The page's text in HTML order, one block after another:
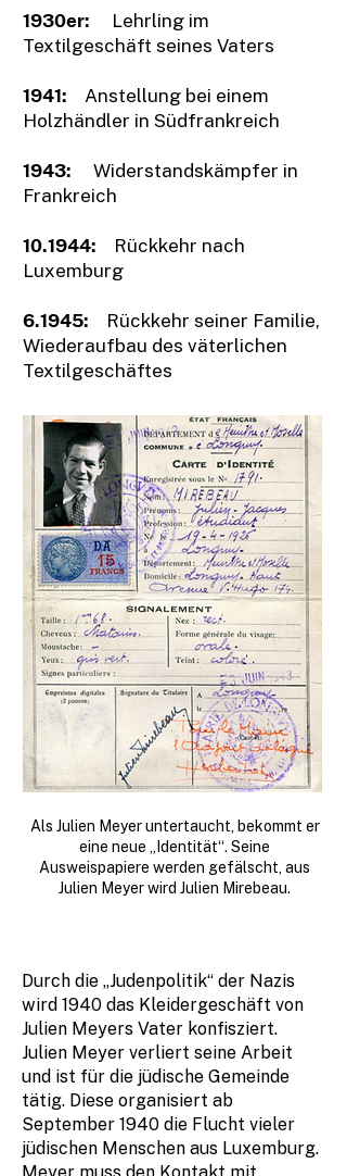
1930er: Lehrling im
Textilgeschäft seines Vaters
1941: Anstellung bei einem
Holzhändler in Südfrankreich
1943:
Widerstandskämpfer in
Frankreich
10.1944: Rückkehr nach
Luxemburg
6.1945: Rückkehr seiner Familie,
Wiederaufbau des väterlichen
Textilgeschäftes
Als Julien Meyer untertaucht, bekommt er
eine neue „Identität“. Seine
Ausweispapiere werden gefälscht, aus
Julien Meyer wird Julien Mirebeau.
Durch die „Judenpolitik“ der Nazis
wird 1940 das Kleidergeschäft von
Julien Meyers Vater konfisziert.
Julien Meyer verliert seine Arbeit
und ist für die jüdische Gemeinde
tätig. Diese organisiert ab
September 1940 die Flucht vieler
jüdischen Menschen aus Luxemburg.